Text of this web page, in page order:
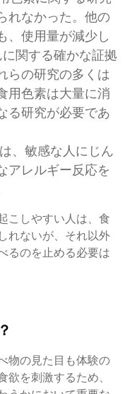
れなかった。他の
、使用量が減少し
関する確かな証拠
らの研究の多くは
用色素は大量に消
る研究が必要であ
、敏感な人にじん
アレルギー反応を
こしやすい人は、食
れないが、それ以外
るのを止める必要は
物の見た目も体験の
を刺激するため、